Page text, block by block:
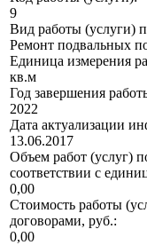
9
Вид работы (услуги)
Ремонт подвальных
Единица измерения
кв.м
Год завершения
2022
Дата актуализации
13.06.2017
Объем работ (услуг)
соответствии с
0,00
Стоимость работы
договорами, руб.:
0,00